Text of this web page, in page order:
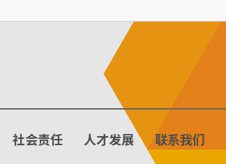
社会责任 人才发展 联系我们